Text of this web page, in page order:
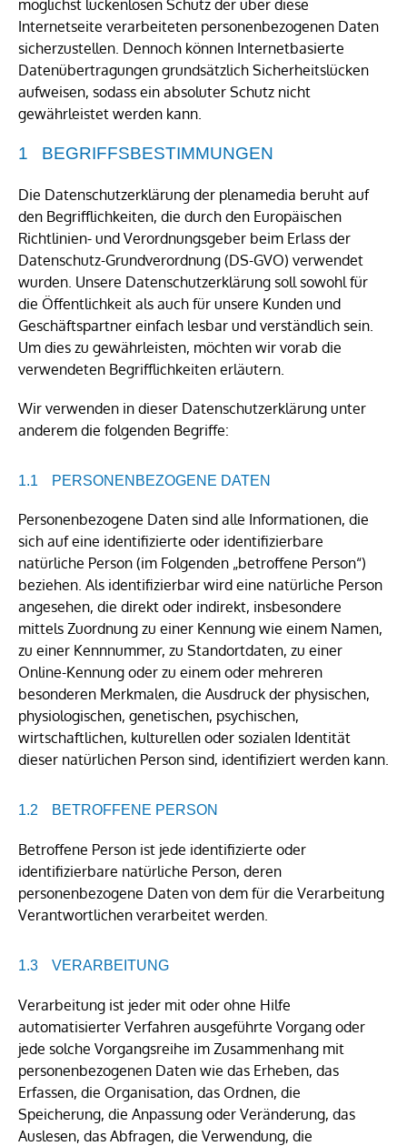
möglichst lückenlosen Schutz der über diese
Internetseite verarbeiteten personenbezogenen Daten
sicherzustellen. Dennoch können Internetbasierte
Datenübertragungen grundsätzlich Sicherheitslücken
aufweisen, sodass ein absoluter Schutz nicht
gewährleistet werden kann.
BEGRIFFSBESTIMMUNGEN
Die Datenschutzerklärung der plenamedia beruht auf
den Begrifflichkeiten, die durch den Europäischen
Richtlinien- und Verordnungsgeber beim Erlass der
Datenschutz-Grundverordnung (DS-GVO) verwendet
wurden. Unsere Datenschutzerklärung soll sowohl für
die Öffentlichkeit als auch für unsere Kunden und
Geschäftspartner einfach lesbar und verständlich sein.
Um dies zu gewährleisten, möchten wir vorab die
verwendeten Begrifflichkeiten erläutern.
Wir verwenden in dieser Datenschutzerklärung unter
anderem die folgenden Begriffe:
PERSONENBEZOGENE DATEN
Personenbezogene Daten sind alle Informationen, die
sich auf eine identifizierte oder identifizierbare
natürliche Person (im Folgenden „betroffene Person“)
beziehen. Als identifizierbar wird eine natürliche Person
angesehen, die direkt oder indirekt, insbesondere
mittels Zuordnung zu einer Kennung wie einem Namen,
zu einer Kennnummer, zu Standortdaten, zu einer
Online-Kennung oder zu einem oder mehreren
besonderen Merkmalen, die Ausdruck der physischen,
physiologischen, genetischen, psychischen,
wirtschaftlichen, kulturellen oder sozialen Identität
dieser natürlichen Person sind, identifiziert werden kann.
BETROFFENE PERSON
Betroffene Person ist jede identifizierte oder
identifizierbare natürliche Person, deren
personenbezogene Daten von dem für die Verarbeitung
Verantwortlichen verarbeitet werden.
VERARBEITUNG
Verarbeitung ist jeder mit oder ohne Hilfe
automatisierter Verfahren ausgeführte Vorgang oder
jede solche Vorgangsreihe im Zusammenhang mit
personenbezogenen Daten wie das Erheben, das
Erfassen, die Organisation, das Ordnen, die
Speicherung, die Anpassung oder Veränderung, das
Auslesen, das Abfragen, die Verwendung, die